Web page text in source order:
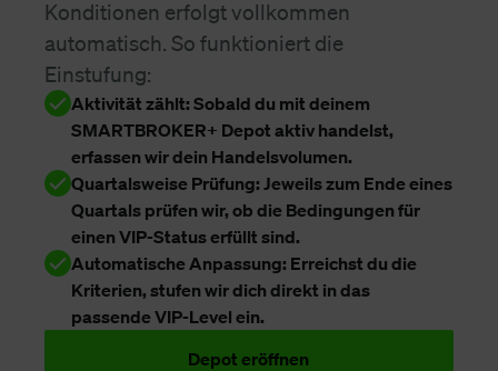
Konditionen erfolgt vollkommen
automatisch. So funktioniert die
Einstufung:
Aktivität zählt: Sobald du mit deinem
SMARTBROKER+ Depot aktiv handelst,
erfassen wir dein Handelsvolumen.
Quartalsweise Prüfung: Jeweils zum Ende eines
Quartals prüfen wir, ob die Bedingungen für
einen VIP-Status erfüllt sind.
Automatische Anpassung: Erreichst du die
Kriterien, stufen wir dich direkt in das
passende VIP-Level ein.
Depot eröffnen